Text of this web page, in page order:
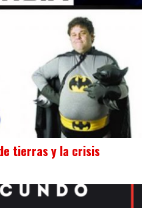
tierras y la crisis